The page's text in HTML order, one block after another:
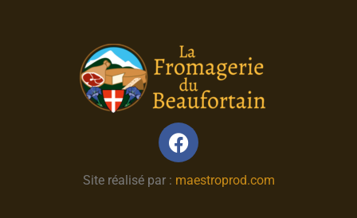
Site réalisé par : maestroprod.com